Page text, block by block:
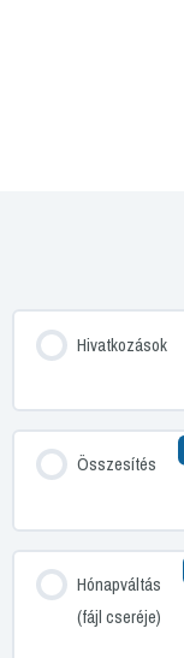
Hivatkozások
Összesítés
Hónapváltás
(fájl cseréje)